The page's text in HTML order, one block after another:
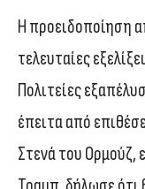
Η προειδοποίηση
τελευταίες
Πολιτείες
έπειτα από
Στενά του Ορμούζ,